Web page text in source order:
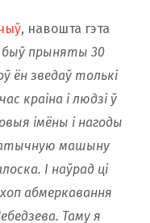
, навошта гэта
быў прыняты 30
ён зведаў толькі
краіна і людзі ў
імёны і нагоды
машыну
І наўрад ці
абмеркавання
Таму я